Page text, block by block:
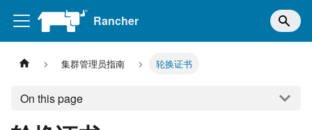
Rancher
集群管理员指南 轮换证书
On this page